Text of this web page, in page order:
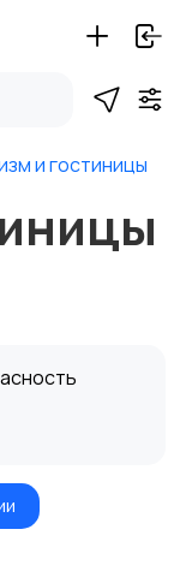
и гостиницы
менеджмент